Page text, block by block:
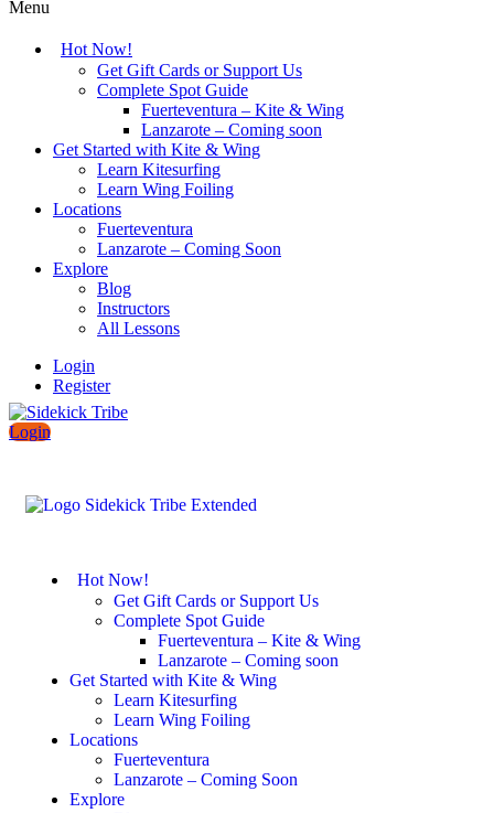
Menu
Hot Now!
Get Gift Cards or Support Us
Complete Spot Guide
Fuerteventura – Kite & Wing
Lanzarote – Coming soon
Get Started with Kite & Wing
Learn Kitesurfing
Learn Wing Foiling
Locations
Fuerteventura
Lanzarote – Coming Soon
Explore
Blog
Instructors
All Lessons
Login
Register
Login
Hot Now!
Get Gift Cards or Support Us
Complete Spot Guide
Fuerteventura – Kite & Wing
Lanzarote – Coming soon
Get Started with Kite & Wing
Learn Kitesurfing
Learn Wing Foiling
Locations
Fuerteventura
Lanzarote – Coming Soon
Explore